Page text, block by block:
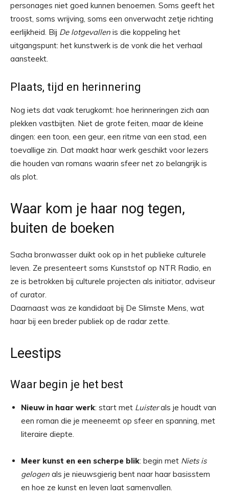
personages niet goed kunnen benoemen. Soms geeft het
troost, soms wrijving, soms een onverwacht zetje richting
eerlijkheid. Bij De lotgevallen is die koppeling het
uitgangspunt: het kunstwerk is de vonk die het verhaal
aansteekt.
Plaats, tijd en herinnering
Nog iets dat vaak terugkomt: hoe herinneringen zich aan
plekken vastbijten. Niet de grote feiten, maar de kleine
dingen: een toon, een geur, een ritme van een stad, een
toevallige zin. Dat maakt haar werk geschikt voor lezers
die houden van romans waarin sfeer net zo belangrijk is
als plot.
Waar kom je haar nog tegen,
buiten de boeken
Sacha bronwasser duikt ook op in het publieke culturele
leven. Ze presenteert soms Kunststof op NTR Radio, en
ze is betrokken bij culturele projecten als initiator, adviseur
of curator.
Daarnaast was ze kandidaat bij De Slimste Mens, wat
haar bij een breder publiek op de radar zette.
Leestips
Waar begin je het best
Nieuw in haar werk: start met Luisterals je houdt van
een roman die je meeneemt op sfeer en spanning, met
literaire diepte.
Meer kunst en een scherpe blik: begin met Niets is
gelogen als je nieuwsgierig bent naar haar basisstem
en hoe ze kunst en leven laat samenvallen.